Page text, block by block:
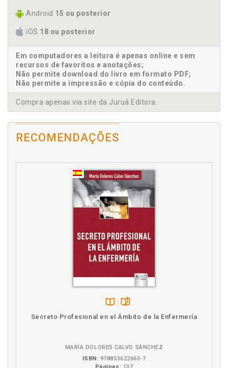
constitucionalismo latino-americano e os desafios
Lago Modernell / Denizom Moreira de Oliveira, p. 39
Bárbara Graziele Carvalho Brígido. O paradigma
intercultural no Estado de Roraima: o
reconhecimento da existência de um sistema
jurídico indígena, p. 25
Beatriz Souza Costa. Reconhecimento do direito à
diferença e respeito à aplicação do direito indígena
diante do direito de punir estatal. Karina Freitas
Chaves / Beatriz Souza Costa, p. 9
C
Caso da Damurida Macuxi da Raposa Serra do Sol.
Indicação geográfica como forma de proteção aos
conhecimentos tradicionais indígenas: o caso da
Damurida Macuxi da Raposa Serra do Sol, Roraima.
Cláudia Cavalcante da Silva / Serguei Aily Franco de
Camargo / Edson Damas da Silveira, p. 107
sociojurídica quanto ao uso de agrotóxicos no
Estado de Roraima. Almiro José Mello Padilha /
Cícero Renato Pereira Albuquerque, p. 179
como forma de proteção aos conhecimentos
tradicionais indígenas: o caso da Damurida Macuxi
da Raposa Serra do Sol, Roraima. Cláudia
Camargo / Edson Damas da Silveira, p. 107
indígena na terra indígena Raposa Serra do Sol.
Android 15 ou posterior
iOS 18 ou posterior
Em computadores a leitura é apenas online e sem
recursos de favoritos e anotações;
Não permite download do livro em formato PDF;
Não permite a impressão e cópia do conteúdo.
Compra apenas via site da Juruá Editora.
RECOMENDAÇÕES
Disponível
páginas
Secreto Profesional en el Ámbito de la Enfermería
MARÍA DOLORES CALVO SÁNCHEZ
ISBN: 978853622663-7